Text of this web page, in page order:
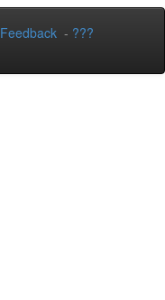
Feedback - ???